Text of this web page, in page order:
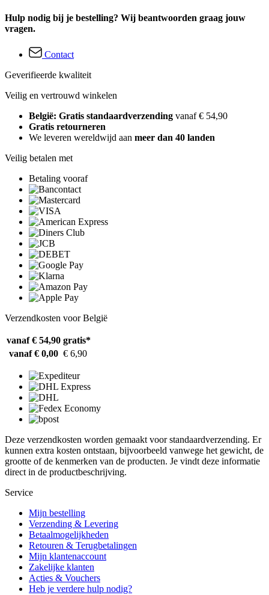
Hulp nodig bij je bestelling? Wij beantwoorden graag jouw
vragen.
Contact
Geverifieerde kwaliteit
Veilig en vertrouwd winkelen
België: Gratis standaardverzending vanaf € 54,90
Gratis retourneren
We leveren wereldwijd aan meer dan 40 landen
Veilig betalen met
Betaling vooraf
Verzendkosten voor België
vanaf € 54,90 gratis*
vanaf € 0,00 € 6,90
Deze verzendkosten worden gemaakt voor standaardverzending. Er
kunnen extra kosten ontstaan, bijvoorbeeld vanwege het gewicht, de
grootte of de kenmerken van de producten. Je vindt deze informatie
direct in de productbeschrijving.
Service
Mijn bestelling
Verzending & Levering
Betaalmogelijkheden
Retouren & Terugbetalingen
Mijn klantenaccount
Zakelijke klanten
Acties & Vouchers
Heb je verdere hulp nodig?